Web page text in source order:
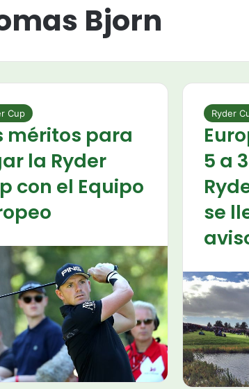
Bjorn
Cup
méritos para
la Ryder
con el Equipo
Ryder
5 a
se